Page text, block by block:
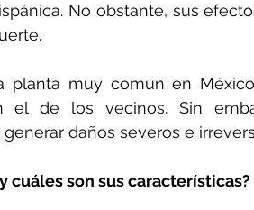
No obstante, sus
planta muy común en
el de los vecinos. Sin
daños severos e
cuáles son sus características?